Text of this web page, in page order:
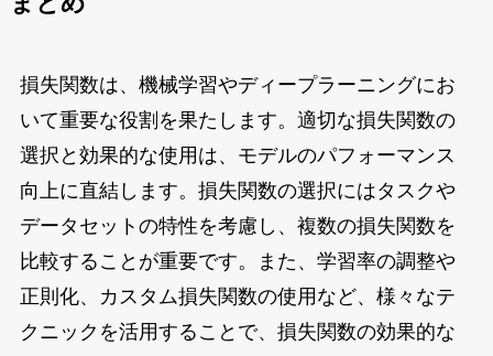
損失関数は、機械学習やディープラーニングにお
いて重要な役割を果たします。適切な損失関数の
選択と効果的な使用は、モデルのパフォーマンス
向上に直結します。損失関数の選択にはタスクや
データセットの特性を考慮し、複数の損失関数を
比較することが重要です。また、学習率の調整や
正則化、カスタム損失関数の使用など、様々なテ
クニックを活用することで、損失関数の効果的な